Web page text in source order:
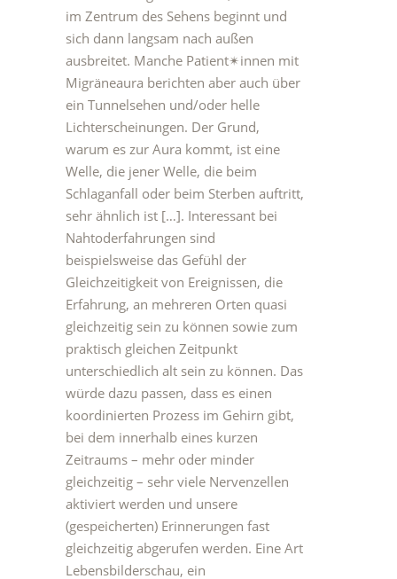
im Zentrum des Sehens beginnt und
sich dann langsam nach außen
ausbreitet. Manche Patient✴︎innen mit
Migräneaura berichten aber auch über
ein Tunnelsehen und/oder helle
Lichterscheinungen. Der Grund,
warum es zur Aura kommt, ist eine
Welle, die jener Welle, die beim
Schlaganfall oder beim Sterben auftritt,
sehr ähnlich ist […]. Interessant bei
Nahtoderfahrungen sind
beispielsweise das Gefühl der
Gleichzeitigkeit von Ereignissen, die
Erfahrung, an mehreren Orten quasi
gleichzeitig sein zu können sowie zum
praktisch gleichen Zeitpunkt
unterschiedlich alt sein zu können. Das
würde dazu passen, dass es einen
koordinierten Prozess im Gehirn gibt,
bei dem innerhalb eines kurzen
Zeitraums – mehr oder minder
gleichzeitig – sehr viele Nervenzellen
aktiviert werden und unsere
(gespeicherten) Erinnerungen fast
gleichzeitig abgerufen werden. Eine Art
Lebensbilderschau, ein